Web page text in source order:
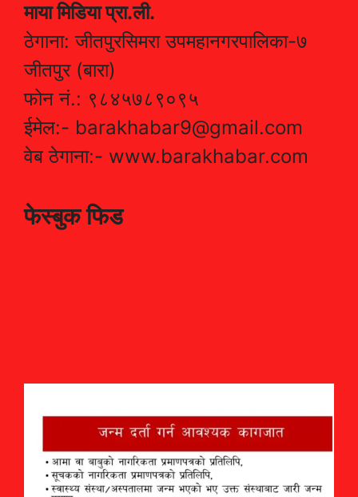
माया मिडिया प्रा.ली.
ठेगाना: जीतपुरसिमरा उपमहानगरपालिका-७
जीतपुर (बारा)
फोन नं.: ९८४५७८९०९५
ईमेल:- barakhabar9@gmail.com
वेब ठेगाना:- www.barakhabar.com
फेस्बुक फिड